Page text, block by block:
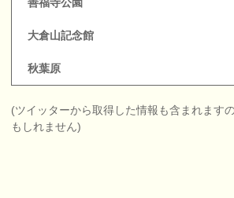
大倉山記念館
秋葉原
(ツイッターから取得した情報も含まれます
もしれません)